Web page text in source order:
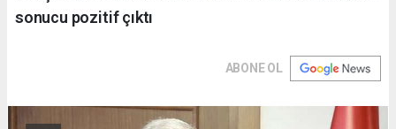
sonucu pozitif çıktı
ABONE OL